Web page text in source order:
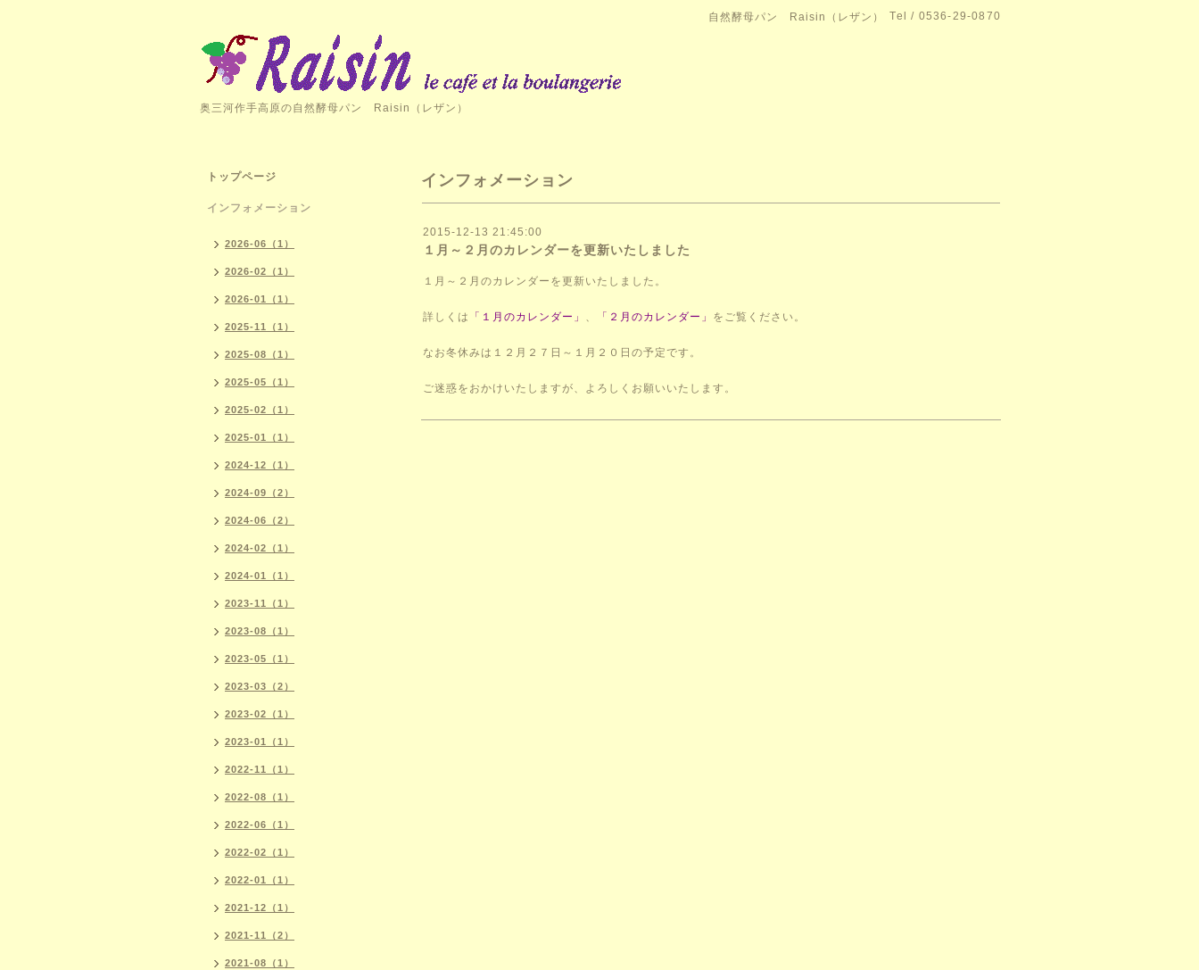
自然酵母パン Raisin（レザン） Tel / 0536-29-0870
奥三河作手高原の自然酵母パン Raisin（レザン）
インフォメーション
2015-12-13 21:45:00
１月～２月のカレンダーを更新いたしました
１月～２月のカレンダーを更新いたしました。
詳しくは 「１月のカレンダー」 、 「２月のカレンダー」 をご覧ください。
なお冬休みは１２月２７日～１月２０日の予定です。
ご迷惑をおかけいたしますが、よろしくお願いいたします。
トップページ
インフォメーション
2026-06（1）
2026-02（1）
2026-01（1）
2025-11（1）
2025-08（1）
2025-05（1）
2025-02（1）
2025-01（1）
2024-12（1）
2024-09（2）
2024-06（2）
2024-02（1）
2024-01（1）
2023-11（1）
2023-08（1）
2023-05（1）
2023-03（2）
2023-02（1）
2023-01（1）
2022-11（1）
2022-08（1）
2022-06（1）
2022-02（1）
2022-01（1）
2021-12（1）
2021-11（2）
2021-08（1）